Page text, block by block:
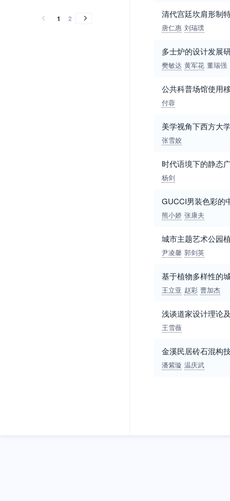
1 2 清代宫廷坎肩形制
唐仁惠 刘瑞璞
多士炉的设计发展
樊敏达 黄军花 董瑞强
公共科普场馆使用
付蓉
美学视角下西方大
张雪姣
时代语境下的静态
杨剑
GUCCI男装色彩的
熊小娇 张康夫
城市主题艺术公园
尹凌馨 郭剑英
基于植物多样性的
王立亚 赵彩 曹加杰
浅谈道家设计理论
王雪薇
金溪民居砖石混构
潘紫璇 温庆武